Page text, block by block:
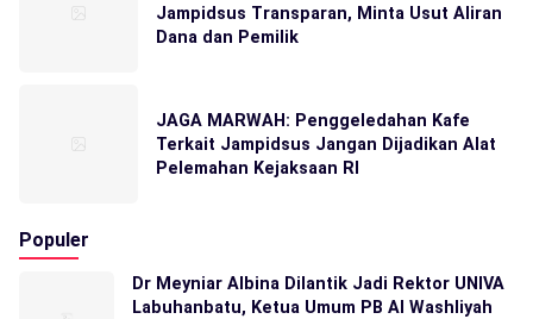
Jampidsus Transparan, Minta Usut Aliran
Dana dan Pemilik
JAGA MARWAH: Penggeledahan Kafe
Terkait Jampidsus Jangan Dijadikan Alat
Pelemahan Kejaksaan RI
Populer
Dr Meyniar Albina Dilantik Jadi Rektor UNIVA
Labuhanbatu, Ketua Umum PB Al Washliyah